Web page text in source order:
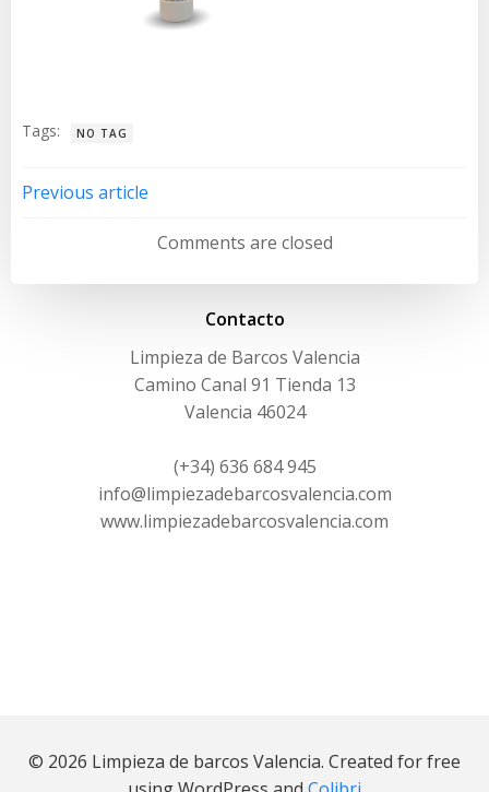
Tags: NO TAG
Navegación
Previous article
Comments are closed
Contacto
Limpieza de Barcos Valencia
Camino Canal 91 Tienda 13
Valencia 46024
(+34) 636 684 945
info@limpiezadebarcosvalencia.com
www.limpiezadebarcosvalencia.com
© 2026 Limpieza de barcos Valencia. Created for free